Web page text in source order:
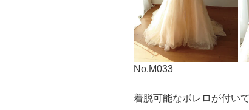
No.M033
着脱可能なボレロが付い